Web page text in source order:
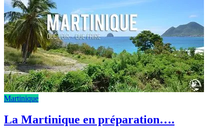
Martinique
La Martinique en préparation….